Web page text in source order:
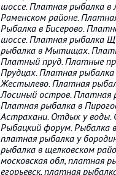
шоссе. Платная рыбалка
Раменском районе.
Рыбалка в Бисерово.
шоссе. Платная рыбалка
рыбалка в Мытищах.
Платный пруд. Платные
Прудцах. Платная
Жестылево. Платная
Лосиный остров. Платная
Платная рыбалка в
Астрахани. Отдых у воды.
Рыбацкий форум. Рыбалка
платная рыбалка у
рыбалка в щелковском
московская обл, платная
егорьевск, платная